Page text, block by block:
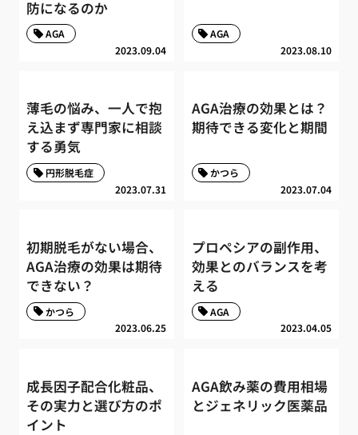
防になるのか
2023.09.04
AGA
2023.08.10
AGA
薄毛の悩み、一人で抱
え込まず専門家に相談
する勇気
2023.07.31
円形脱毛症
AGA治療の効果とは？
期待できる変化と期間
2023.07.04
かつら
初期脱毛がない場合、
AGA治療の効果は期待
できない？
2023.06.25
かつら
プロペシアの副作用、
効果とのバランスを考
える
2023.04.05
AGA
成長因子配合化粧品、
その実力と選び方のポ
イント
AGA飲み薬の費用相場
とジェネリック医薬品